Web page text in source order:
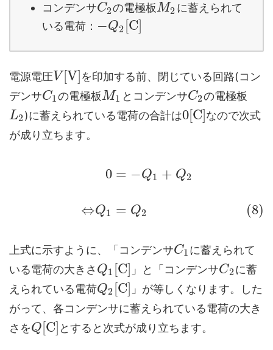
コンデンサC2の電極板M2 に蓄えられて
いる電荷： −Q2 C
電源電圧V [V] を印加する前、閉じている回路(コン
デンサC1の電極板M1 とコンデンサC2の電極板
L2)に蓄えられている電荷の合計は0[C]なので次式
が成り立ちます。
0
⇔Q1
=
=
−Q1 + Q2
Q2 (8)
上式に示すように、「コンデンサC1 に蓄えられて
いる電荷の大きさ Q1 [C] 」と「コンデンサC2に蓄
えられている電荷Q2 [C] 」が等しくなります。した
がって、各コンデンサに蓄えられている電荷の大き
さをQ[C] とすると次式が成り立ちます。